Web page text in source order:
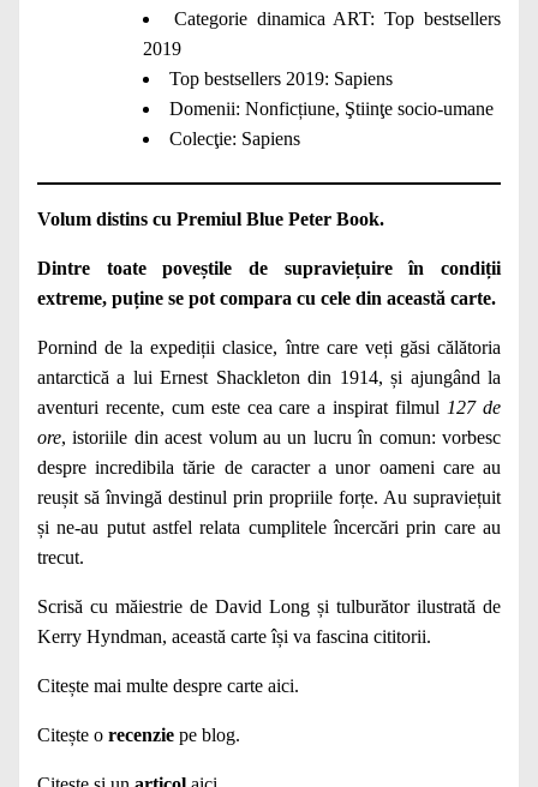
Categorie dinamica ART:Top bestsellers
2019
Top bestsellers 2019: Sapiens
Domenii: Nonficțiune, Ştiinţe socio-umane
Colecţie: Sapiens
Volum distins cu Premiul Blue Peter Book.
Dintre toate poveștile de supraviețuire în condiții
extreme, puține se pot compara cu cele din această carte.
Pornind de la expediții clasice, între care veți găsi călătoria
antarctică a lui Ernest Shackleton din 1914, și ajungând la
aventuri recente, cum este cea care a inspirat filmul 127 de
ore, istoriile din acest volum au un lucru în comun: vorbesc
despre incredibila tărie de caracter a unor oameni care au
reușit să învingă destinul prin propriile forțe. Au supraviețuit
și ne-au putut astfel relata cumplitele încercări prin care au
trecut.
Scrisă cu măiestrie de David Long și tulburător ilustrată de
Kerry Hyndman, această carte își va fascina cititorii.
Citește mai multe despre carte aici.
Citește o recenzie pe blog.